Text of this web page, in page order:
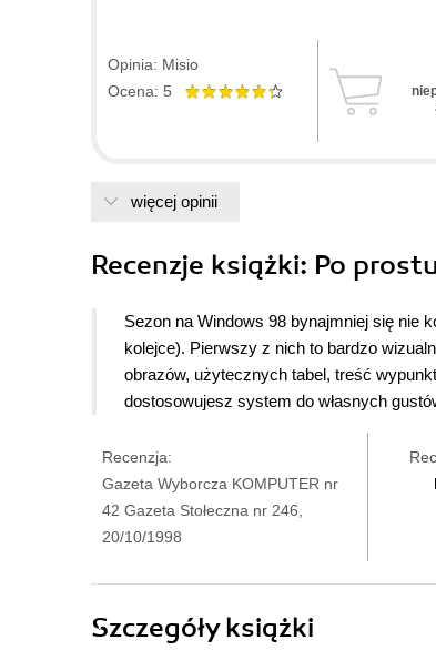
Opinia: Misio
Ocena: 5
więcej opinii
Recenzje książki: Po
Sezon na Windows 98 bynajmniej się nie
kolejce). Pierwszy z nich to bardzo
obrazów, użytecznych tabel, treść
dostosowujesz system do własnych
Recenzja:
Gazeta Wyborcza KOMPUTER nr
42 Gazeta Stołeczna nr 246,
20/10/1998
Szczegółyksiążki